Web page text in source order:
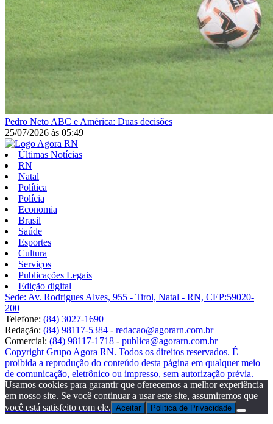
Pedro Neto ABC e América: Duas decisões
25/07/2026 às 05:49
Últimas Notícias
RN
Natal
Política
Polícia
Economia
Brasil
Saúde
Esportes
Cultura
Serviços
Publicações Legais
Edição digital
Sede: Av. Rodrigues Alves, 955 - Tirol, Natal - RN, CEP:59020-
200
Telefone: (84) 3027-1690
Redação: (84) 98117-5384 - redacao@agorarn.com.br
Comercial: (84) 98117-1718 - publica@agorarn.com.br
Copyright Grupo Agora RN. Todos os direitos reservados. É
proibida a reprodução do conteúdo desta página em qualquer meio
de comunicação, eletrônico ou impresso, sem autorização prévia.
Usamos cookies para garantir que oferecemos a melhor experiência
em nosso site. Se você continuar a usar este site, assumiremos que
você está satisfeito com ele. Aceitar Politica de Privacidade